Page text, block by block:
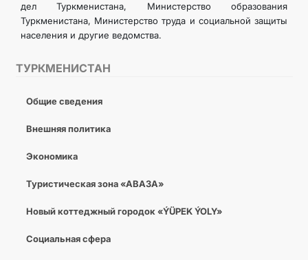
ТУРКМЕНИСТАН
Общие сведения
Внешняя политика
Экономика
Туристическая зона «АВАЗА»
Новый коттеджный городок «ÝÜPEK ÝOLY»
Социальная сфера
дел Туркменистана, Министерство образования
Туркменистана, Министерство труда и социальной защиты
населения и другие ведомства.